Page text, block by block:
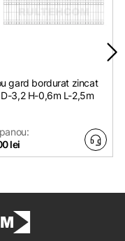
gard bordurat zincat
3,2 H-0,6m L-2,5m
lei